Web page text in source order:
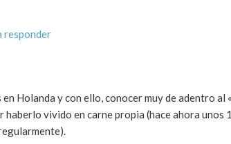
responder
Holanda y con ello, conocer muy de adentro al
vivido en carne propia (hace ahora unos